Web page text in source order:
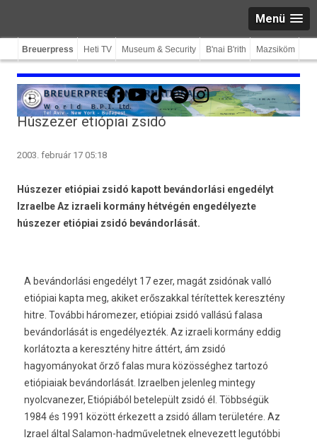
Menü
Breuerpress Heti TV Museum & Security B'nai B'rith Mazsiköm
Facebook
YouTube
TikTokSpotifyInstagram
Húszezer etiópiai zsidó
2003. február 17 05:18
Húszezer etiópiai zsidó kapott bevándorlási engedélyt
Izraelbe Az izraeli kormány hétvégén engedélyezte
húszezer etiópiai zsidó bevándorlását.
A bevándorlási engedélyt 17 ezer, magát zsidónak valló
etiópiai kapta meg, akiket erőszakkal térítettek keresztény
hitre. További háromezer, etiópiai zsidó vallású falasa
bevándorlását is engedélyezték. Az izraeli kormány eddig
korlátozta a keresztény hitre áttért, ám zsidó
hagyományokat őrző falas mura közösséghez tartozó
etiópiaiak bevándorlását. Izraelben jelenleg mintegy
nyolcvanezer, Etiópiából betelepült zsidó él. Többségük
1984 és 1991 között érkezett a zsidó állam területére. Az
Izrael által Salamon-hadműveletnek elnevezett legutóbbi